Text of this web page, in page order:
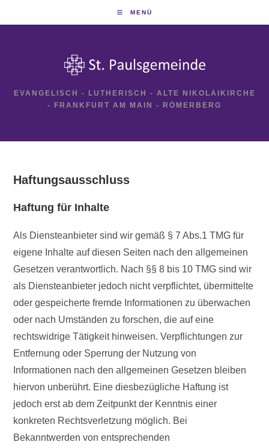
MENÜ
EVANGELISCH - LUTHERISCH - ALTE NIKOLAIKIRCHE
- FRANKFURT AM MAIN - RÖMERBERG
Haftungsausschluss
Haftung für Inhalte
Als Diensteanbieter sind wir gemäß § 7 Abs.1 TMG für
eigene Inhalte auf diesen Seiten nach den allgemeinen
Gesetzen verantwortlich. Nach §§ 8 bis 10 TMG sind wir
als Diensteanbieter jedoch nicht verpflichtet, übermittelte
oder gespeicherte fremde Informationen zu überwachen
oder nach Umständen zu forschen, die auf eine
rechtswidrige Tätigkeit hinweisen. Verpflichtungen zur
Entfernung oder Sperrung der Nutzung von
Informationen nach den allgemeinen Gesetzen bleiben
hiervon unberührt. Eine diesbezügliche Haftung ist
jedoch erst ab dem Zeitpunkt der Kenntnis einer
konkreten Rechtsverletzung möglich. Bei
Bekanntwerden von entsprechenden